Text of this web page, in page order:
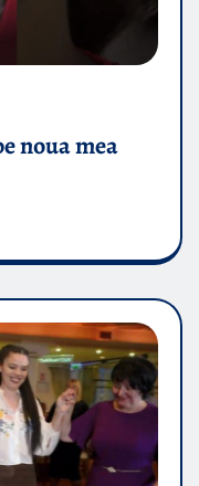
noua mea